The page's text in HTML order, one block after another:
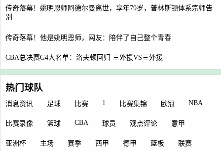
传奇落幕！姚明恩师阿德尔曼离世，享年79岁，普林斯顿体系宗师告
别
传奇落幕！他是姚明恩师，网友：陪伴了自己整个青春
CBA总决赛G4大名单：洛夫顿回归 三外援VS三外援
热门球队
消息资讯 足球 比赛 1 比赛集锦 欧冠 NBA
比赛录像 篮球 CBA 球员 观点评论 意甲
亚洲杯 主场 赛季 西甲 德甲 篮板 联赛